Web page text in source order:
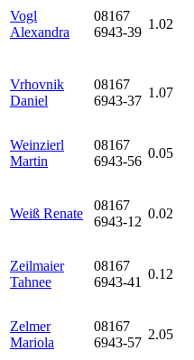
Vogl
Alexandra
08167
6943-39
1.02
Vrhovnik
Daniel
08167
6943-37
1.07
Weinzierl
Martin
08167
6943-56
0.05
Weiß Renate
08167
6943-12
0.02
Zeilmaier
Tahnee
08167
6943-41
0.12
Zelmer
Mariola
08167
6943-57
2.05